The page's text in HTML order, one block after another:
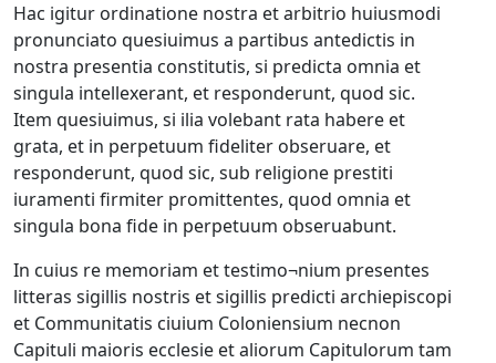
Hac igitur ordinatione nostra et arbitrio huiusmodi
pronunciato quesiuimus a partibus antedictis in
nostra presentia constitutis, si predicta omnia et
singula intellexerant, et responderunt, quod sic.
Item quesiuimus, si ilia volebant rata habere et
grata, et in perpetuum fideliter obseruare, et
responderunt, quod sic, sub religione prestiti
iuramenti firmiter promittentes, quod omnia et
singula bona fide in perpetuum obseruabunt.
In cuius re memoriam et testimo¬nium presentes
litteras sigillis nostris et sigillis predicti archiepiscopi
et Communitatis ciuium Coloniensium necnon
Capituli maioris ecclesie et aliorum Capitulorum tam